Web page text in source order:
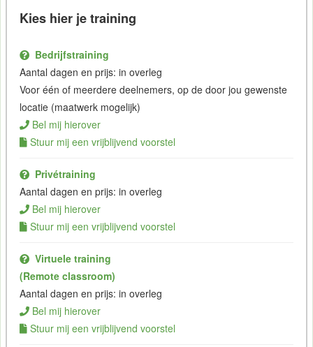
Kies hier je training
Bedrijfstraining
Aantal dagen en prijs: in overleg
Voor één of meerdere deelnemers, op de door jou gewenste
locatie (maatwerk mogelijk)
Bel mij hierover
Stuur mij een vrijblijvend voorstel
Privétraining
Aantal dagen en prijs: in overleg
Bel mij hierover
Stuur mij een vrijblijvend voorstel
Virtuele training
(Remote classroom)
Aantal dagen en prijs: in overleg
Bel mij hierover
Stuur mij een vrijblijvend voorstel